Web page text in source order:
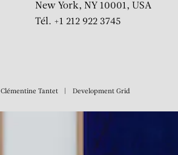
New York, NY 10001, USA
Tél. +1 212 922 3745
Clémentine Tantet Development Grid